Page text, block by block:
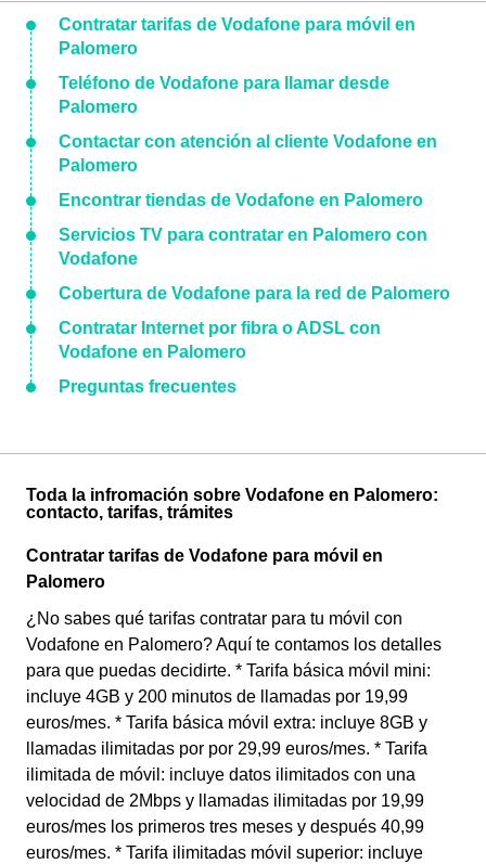
Contratar tarifas de Vodafone para móvil en
Palomero
Teléfono de Vodafone para llamar desde
Palomero
Contactar con atención al cliente Vodafone en
Palomero
Encontrar tiendas de Vodafone en Palomero
Servicios TV para contratar en Palomero con
Vodafone
Cobertura de Vodafone para la red de Palomero
Contratar Internet por fibra o ADSL con
Vodafone en Palomero
Preguntas frecuentes
Toda la infromación sobre Vodafone en Palomero:
contacto, tarifas, trámites
Contratar tarifas de Vodafone para móvil en
Palomero
¿No sabes qué tarifas contratar para tu móvil con
Vodafone en Palomero? Aquí te contamos los detalles
para que puedas decidirte. * Tarifa básica móvil mini:
incluye 4GB y 200 minutos de llamadas por 19,99
euros/mes. * Tarifa básica móvil extra: incluye 8GB y
llamadas ilimitadas por por 29,99 euros/mes. * Tarifa
ilimitada de móvil: incluye datos ilimitados con una
velocidad de 2Mbps y llamadas ilimitadas por 19,99
euros/mes los primeros tres meses y después 40,99
euros/mes. * Tarifa ilimitadas móvil superior: incluye